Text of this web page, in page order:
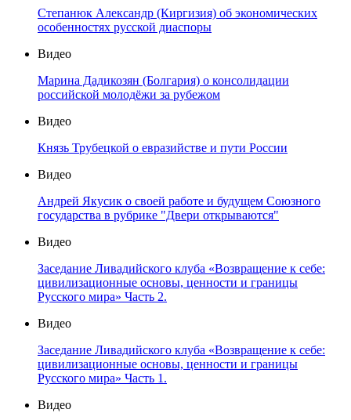
Степанюк Александр (Киргизия) об экономических
особенностях русской диаспоры
Видео
Марина Дадикозян (Болгария) о консолидации
российской молодёжи за рубежом
Видео
Князь Трубецкой о евразийстве и пути России
Видео
Андрей Якусик о своей работе и будущем Союзного
государства в рубрике "Двери открываются"
Видео
Заседание Ливадийского клуба «Возвращение к себе:
цивилизационные основы, ценности и границы
Русского мира» Часть 2.
Видео
Заседание Ливадийского клуба «Возвращение к себе:
цивилизационные основы, ценности и границы
Русского мира» Часть 1.
Видео